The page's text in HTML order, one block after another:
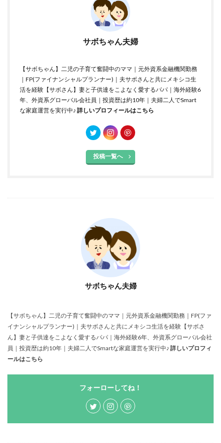
サボちゃん夫婦
【サボちゃん】二児の子育て奮闘中のママ｜元外資系金融機関勤務
｜FP(ファイナンシャルプランナー)｜夫サボさんと共にメキシコ生
活を経験【サボさん】妻と子供達をこよなく愛するパパ｜海外経験6
年、外資系グローバル会社員｜投資歴は約10年｜夫婦二人でSmart
な家庭運営を実行中♪ 詳しいプロフィールはこちら
投稿一覧へ
サボちゃん夫婦
【サボちゃん】二児の子育て奮闘中のママ｜元外資系金融機関勤務｜FP(ファ
イナンシャルプランナー)｜夫サボさんと共にメキシコ生活を経験【サボさ
ん】妻と子供達をこよなく愛するパパ｜海外経験6年、外資系グローバル会社
員｜投資歴は約10年｜夫婦二人でSmartな家庭運営を実行中♪ 詳しいプロフィ
ールはこちら
フォーローしてね！